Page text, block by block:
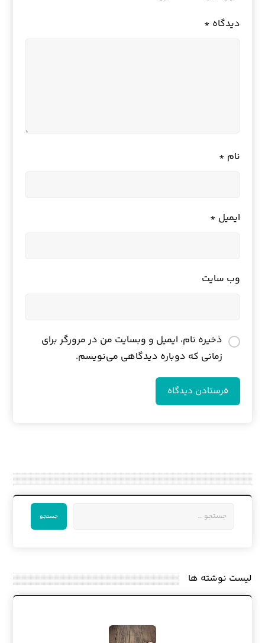
دیدگاه *
نام *
ایمیل *
وب‌ سایت
ذخیره نام، ایمیل و وبسایت من در مرورگر برای
زمانی که دوباره دیدگاهی می‌نویسم.
فرستادن دیدگاه
جستجو
لیست نوشته ها